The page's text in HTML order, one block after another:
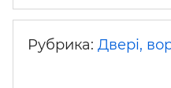
Рубрика: Двері,